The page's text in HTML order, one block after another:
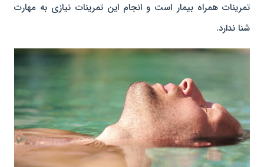
تمرینات همراه بیمار است و انجام این تمرینات نیازی به مهارت
شنا ندارد.